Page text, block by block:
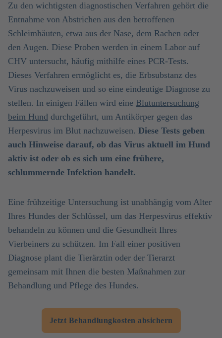
Zu den wichtigsten diagnostischen Verfahren gehört die
Entnahme von Abstrichen aus den betroffenen
Schleimhäuten, etwa aus der Nase, dem Rachen oder
den Augen. Diese Proben werden in einem Labor auf
CHV untersucht, häufig mithilfe eines PCR-Tests.
Dieses Verfahren ermöglicht es, die Erbsubstanz des
Virus nachzuweisen und so eine eindeutige Diagnose zu
stellen. In einigen Fällen wird eine Blutuntersuchung
beim Hund durchgeführt, um Antikörper gegen das
Herpesvirus im Blut nachzuweisen. Diese Tests geben
auch Hinweise darauf, ob das Virus aktuell im Hund
aktiv ist oder ob es sich um eine frühere,
schlummernde Infektion handelt.
Eine frühzeitige Untersuchung ist unabhängig vom Alter
Ihres Hundes der Schlüssel, um das Herpesvirus effektiv
behandeln zu können und die Gesundheit Ihres
Vierbeiners zu schützen. Im Fall einer positiven
Diagnose plant die Tierärztin oder der Tierarzt
gemeinsam mit Ihnen die besten Maßnahmen zur
Behandlung und Pflege des Hundes.
Jetzt Behandlungkosten absichern